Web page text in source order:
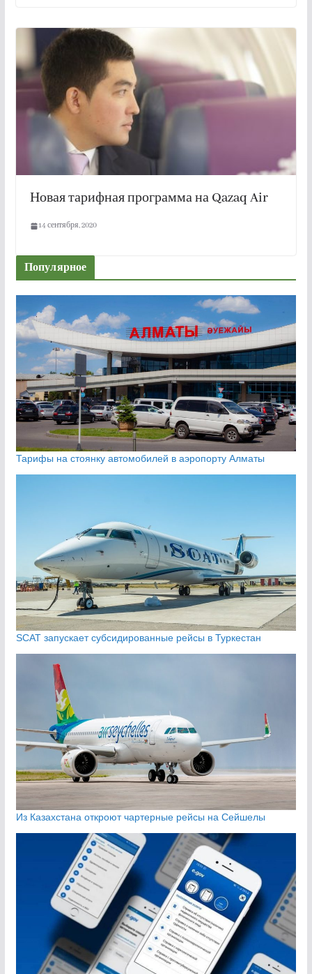
Новая тарифная программа на Qazaq Air
14 сентября, 2020
Популярное
Тарифы на стоянку автомобилей в аэропорту Алматы
SCAT запускает субсидированные рейсы в Туркестан
Из Казахстана откроют чартерные рейсы на Сейшелы